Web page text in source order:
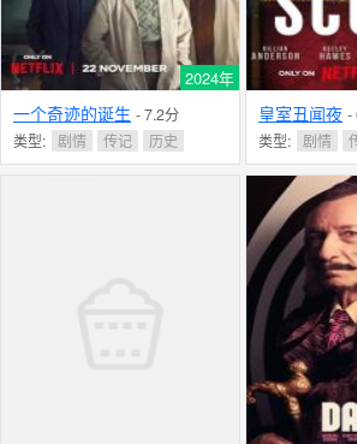
2024年
一个奇迹的诞生 - 7.2分
类型: 剧情 传记 历史
皇室丑闻夜 -
类型: 剧情